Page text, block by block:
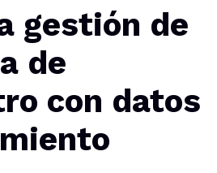
gestión de
de
con datos